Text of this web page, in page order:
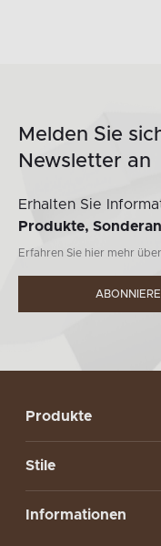
Melden Sie
Newsletter an
Erhalten Sie
Produkte,
Erfahren Sie hier mehr
Produkte
Stile
Informationen